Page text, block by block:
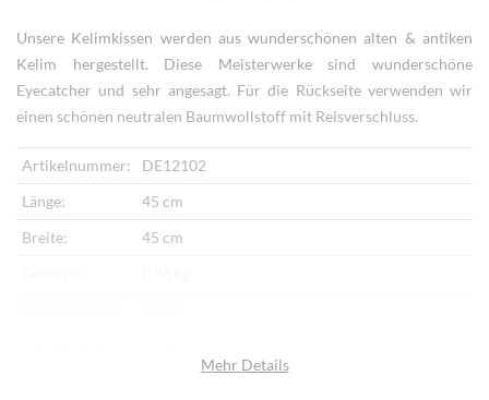
Unsere Kelimkissen werden aus wunderschönen alten & antiken
Kelim hergestellt. Diese Meisterwerke sind wunderschöne
Eyecatcher und sehr angesagt. Für die Rückseite verwenden wir
einen schönen neutralen Baumwollstoff mit Reisverschluss.
Artikelnummer:
DE12102
Länge:
45 cm
Breite:
45 cm
Mehr Details